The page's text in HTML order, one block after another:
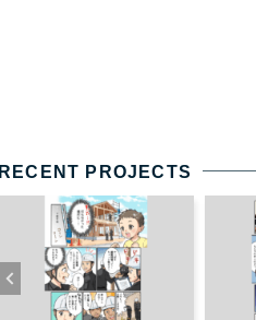
RECENT PROJECTS